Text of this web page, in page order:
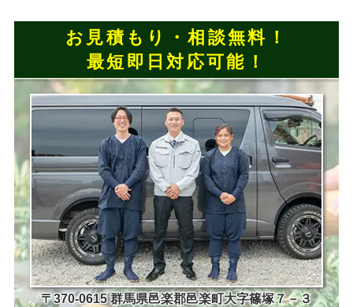
お見積もり・相談無料！
最短即日対応可能！
〒370-0615 群馬県邑楽郡邑楽町大字篠塚７－３